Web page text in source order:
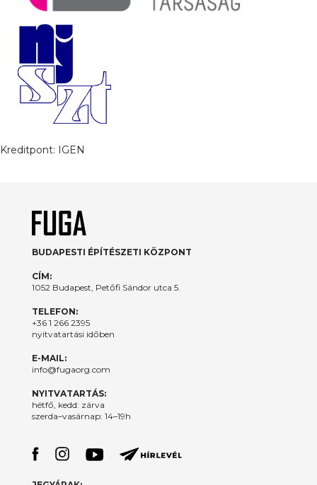
Kreditpont: IGEN
BUDAPESTI ÉPÍTÉSZETI KÖZPONT
CÍM:
1052 Budapest, Petőfi Sándor utca 5.
TELEFON:
+36 1 266 2395
nyitvatartási időben
E-MAIL:
info@fugaorg.com
NYITVATARTÁS:
hétfő, kedd: zárva
szerda–vasárnap: 14–19h